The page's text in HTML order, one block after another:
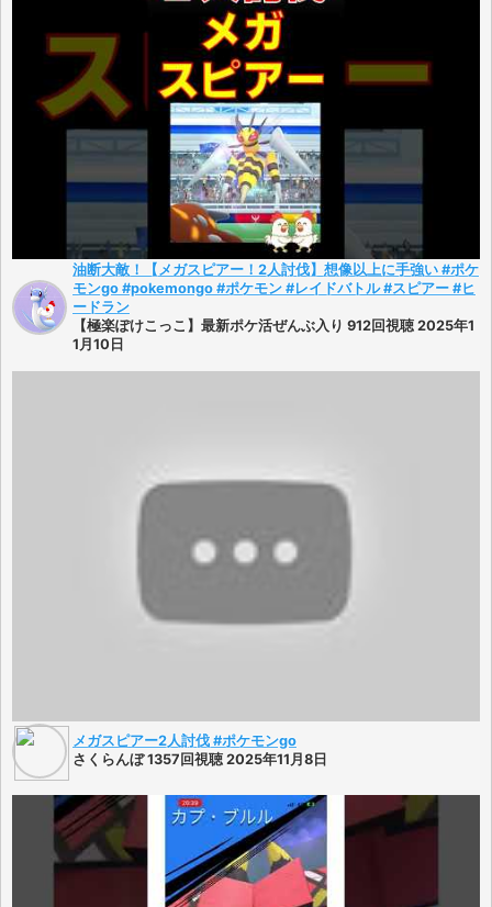
油断大敵！【メガスピアー！2人討伐】想像以上に手強い #ポケ
モンgo #pokemongo #ポケモン #レイドバトル #スピアー #ヒ
ードラン
【極楽ぽけこっこ】最新ポケ活ぜんぶ入り 912回視聴 2025年1
1月10日
メガスピアー2人討伐 #ポケモンgo
さくらんぼ 1357回視聴 2025年11月8日